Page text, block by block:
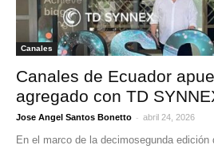
Canales
Canales de Ecuador
agregado con TD
Jose Angel Santos Bonetto - abril 24, 2026
En el marco de la decimosegunda